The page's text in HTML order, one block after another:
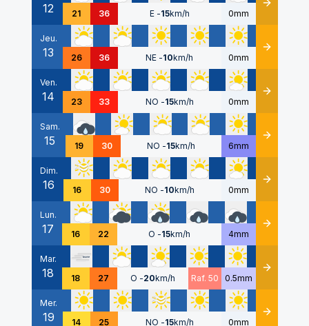
12 21 36 E -15km/h 0mm Détails
Jeu.
13 26 36 NE -10km/h 0mm Détails
Ven.
14 23 33 NO -15km/h 0mm Détails
Sam.
15 19 30 NO -15km/h 6mm Détails
Dim.
16 16 30 NO -10km/h 0mm Détails
Lun.
17 16 22 O -15km/h 4mm Détails
Mar.
18 18 27 O -20km/h Raf. 50 0.5mm Détails
Mer.
19 14 25 NO -15km/h 0mm Détails